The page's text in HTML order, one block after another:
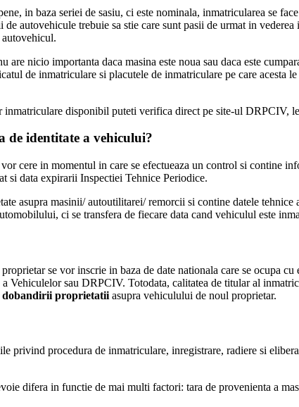
in baza seriei de sasiu, ci este nominala, inmatricularea se
autovehicule trebuie sa stie care sunt pasii de urmat in
nicio importanta daca masina este noua sau daca este
de inmatriculare si placutele de inmatriculare pe care acesta
disponibil puteti verifica direct pe site-ul DRPCIV,
de identitate a vehicului?
cere in momentul in care se efectueaza un control si contine
si data expirarii Inspectiei Tehnice Periodice.
asupra masinii/ autoutilitarei/ remorcii si contine datele
ci se transfera de fiecare data cand vehiculul este
se vor inscrie in baza de date nationala care se ocupa
Vehiculelor sau DRPCIV. Totodata, calitatea de titular al
dobandirii proprietatii asupra vehiculului de noul proprietar.
procedura de inmatriculare, inregistrare, radiere si
difera in functie de mai multi factori: tara de provenienta a